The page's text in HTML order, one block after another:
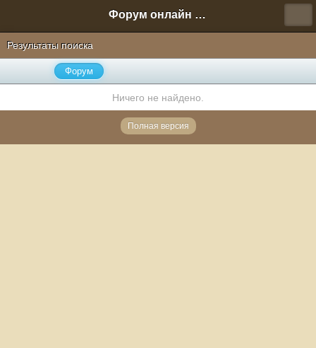
Форум онлайн игры "Новая Эра" (Нюра Биз)
Результаты поиска
Форум
Ничего не найдено.
Полная версия